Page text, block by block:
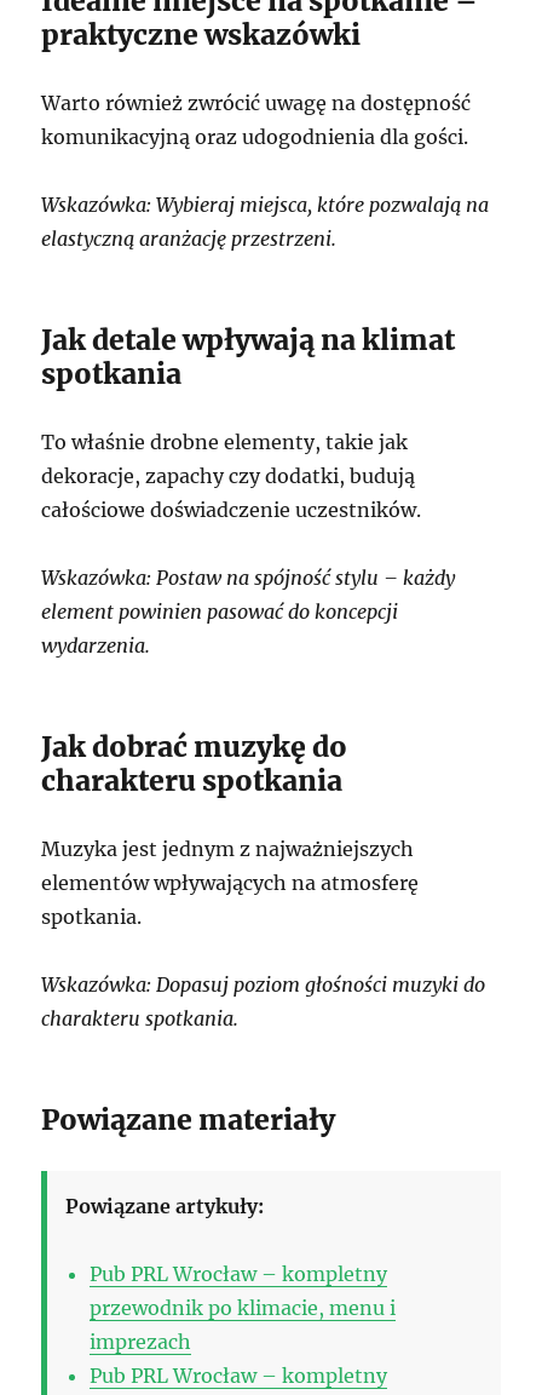
praktyczne wskazówki
Warto również zwrócić uwagę na dostępność
komunikacyjną oraz udogodnienia dla gości.
Wskazówka: Wybieraj miejsca, które pozwalają na
elastyczną aranżację przestrzeni.
Jak detale wpływają na klimat
spotkania
To właśnie drobne elementy, takie jak
dekoracje, zapachy czy dodatki, budują
całościowe doświadczenie uczestników.
Wskazówka: Postaw na spójność stylu – każdy
element powinien pasować do koncepcji
wydarzenia.
Jak dobrać muzykę do
charakteru spotkania
Muzyka jest jednym z najważniejszych
elementów wpływających na atmosferę
spotkania.
Wskazówka: Dopasuj poziom głośności muzyki do
charakteru spotkania.
Powiązane materiały
Powiązane artykuły:
Pub PRL Wrocław – kompletny
przewodnik po klimacie, menu i
imprezach
Pub PRL Wrocław – kompletny